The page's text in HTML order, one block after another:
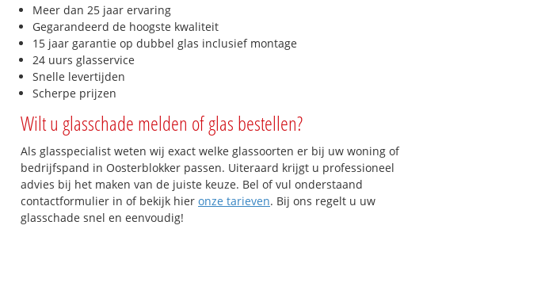
Meer dan 25 jaar ervaring
Gegarandeerd de hoogste kwaliteit
15 jaar garantie op dubbel glas inclusief montage
24 uurs glasservice
Snelle levertijden
Scherpe prijzen
Wilt u glasschade melden of glas bestellen?
Als glasspecialist weten wij exact welke glassoorten er bij uw woning of
bedrijfspand in Oosterblokker passen. Uiteraard krijgt u professioneel
advies bij het maken van de juiste keuze. Bel of vul onderstaand
contactformulier in of bekijk hier onze tarieven. Bij ons regelt u uw
glasschade snel en eenvoudig!